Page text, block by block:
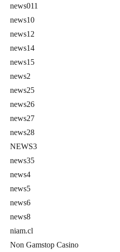
news011
news10
news12
news14
news15
news2
news25
news26
news27
news28
NEWS3
news35
news4
news5
news6
news8
niam.cl
Non Gamstop Casino